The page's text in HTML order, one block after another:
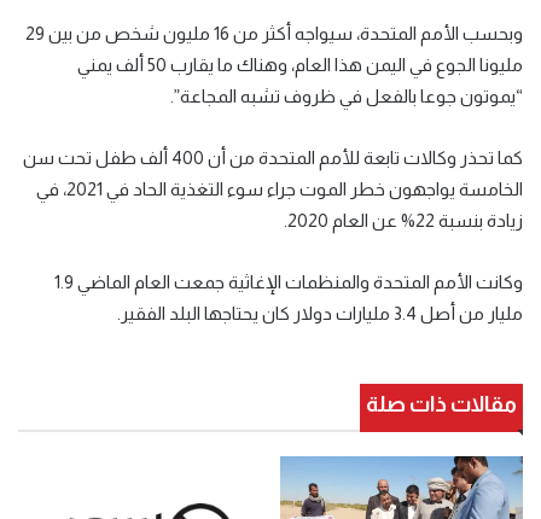
وبحسب الأمم المتحدة، سيواجه أكثر من 16 مليون شخص من بين 29
مليونا الجوع في اليمن هذا العام، وهناك ما يقارب 50 ألف يمني
“يموتون جوعا بالفعل في ظروف تشبه المجاعة”.
كما تحذر وكالات تابعة للأمم المتحدة من أن 400 ألف طفل تحت سن
الخامسة يواجهون خطر الموت جراء سوء التغذية الحاد في 2021، في
زيادة بنسبة 22% عن العام 2020.
وكانت الأمم المتحدة والمنظمات الإغاثية جمعت العام الماضي 1.9
مليار من أصل 3.4 مليارات دولار كان يحتاجها البلد الفقير.
مقالات ذات صلة